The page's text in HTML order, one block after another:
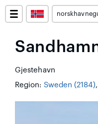
Gjestehavn
Region: Sweden (2184),